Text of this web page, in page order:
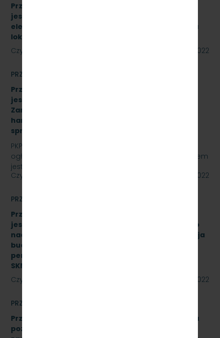
Przetarg nieograniczony, którego przedmiotem
jest sprzedaż podróżnym biletów kartkowych i z
elektronicznych kas fiskalnych typu POS- w pięciu
lokalizacjach [SKMMU.086.33.22]
Czytaj dalej
31 maja 2022
PRZETARGI
Przetarg nieograniczony, którego przedmiotem
jest „sukcesywna dostawa do siedziby
Zamawiającego – 9.525 szt. żeliwnych wstawek
hamulcowych z dylatacjami typu DO-B-380, znak
sprawy: SKMMU.086.32.22
PKP SZYBKA KOLEJ MIEJSKA W TRÓJMIEŚCIE Sp. z o.o.
ogłasza przetarg nieograniczony, którego przedmiotem
jest „sukcesywna dostawa do siedziby…
Czytaj dalej
27 maja 2022
PRZETARGI
Przetarg nieograniczony, którego przedmiotem
jest świadczenie usługi pełnienia kompleksowego
nadzoru inwestorskiego dla zadania „Modernizacja
budynku Dworca Podmiejskiego w Gdyni oraz
peronu SKM na stacji Gdynia Główna” Znak:
SKMMU.086.27.22
Czytaj dalej
24 maja 2022
PRZETARGI
Przetarg nieograniczony na wykonanie przeglądu
poziomu utrzymania P4 drezyny DH.350.11 nr 16